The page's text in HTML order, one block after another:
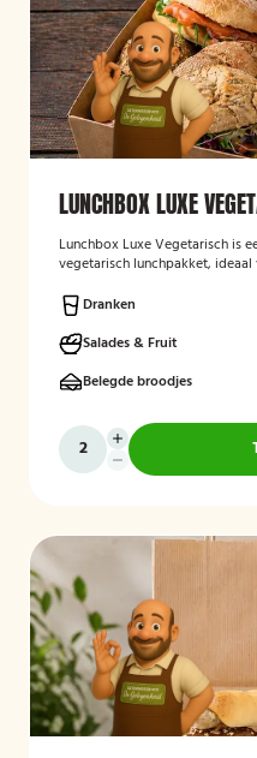
LUNCHBOX LUXE
Lunchbox Luxe Vegetarisch is
vegetarisch lunchpakket,
selectie van luxe broodjes,
lekkernijen, zorgvuldig bereid
aantrekkelijk gepresenteerd.
met specifieke dieetwensen en
Dranken
Salades & Fruit
Belegde broodjes